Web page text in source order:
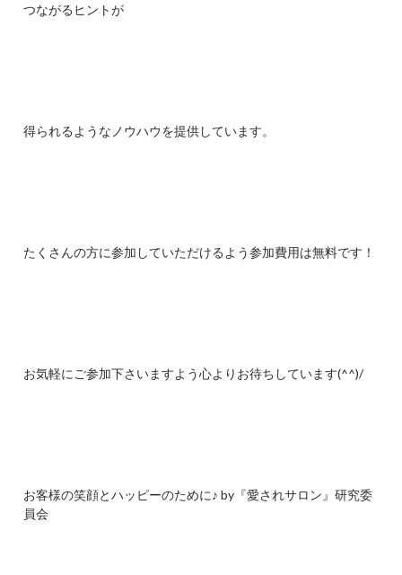
つながるヒントが
得られるようなノウハウを提供しています。
たくさんの方に参加していただけるよう参加費用は無料です！
お気軽にご参加下さいますよう心よりお待ちしています(^^)/
お客様の笑顔とハッピーのために♪ by『愛されサロン』研究委
員会